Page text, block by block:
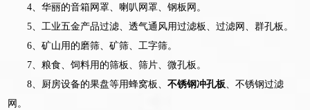
4、华丽的音箱网罩、喇叭网罩、钢板网。
5、工业五金产品过滤、透气通风用过滤板、过滤网、群孔板。
6、矿山用的磨筛、矿筛、工字筛。
7、粮食、饲料用的筛板、筛片、微孔板。
8、厨房设备的果盘等用蜂窝板、不锈钢冲孔板 、不锈钢过滤
网。